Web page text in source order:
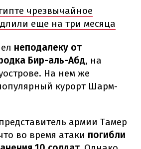
чрезвычайное
еще на три месяца
неподалеку от
Бир-аль-Абд, на
На нем же
курорт Шарм-
армии Тамер
во время атаки погибли